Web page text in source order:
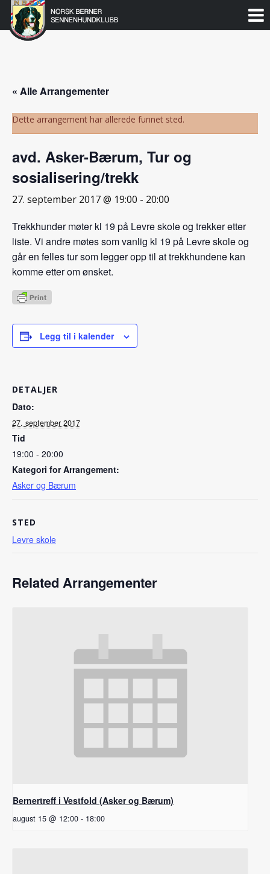
Gå
Norsk
Berner
« Alle Arrangementer
Dette arrangement har allerede funnet sted.
avd. Asker-Bærum, Tur og
sosialisering/trekk
27. september 2017 @ 19:00 - 20:00
Trekkhunder møter kl 19 på Levre skole og trekker etter
liste. Vi andre møtes som vanlig kl 19 på Levre skole og
går en felles tur som legger opp til at trekkhundene kan
komme etter om ønsket.
Legg til i kalender
DETALJER
Dato:
27. september 2017
Tid
19:00 - 20:00
Kategori for Arrangement:
Asker og Bærum
STED
Levre skole
Related Arrangementer
Bernertreff i Vestfold (Asker og Bærum)
august 15 @ 12:00 - 18:00